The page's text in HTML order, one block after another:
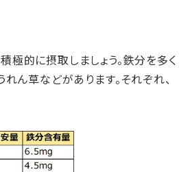
的に摂取しましょう。鉄分を多く
ん草などがあります。それぞれ、